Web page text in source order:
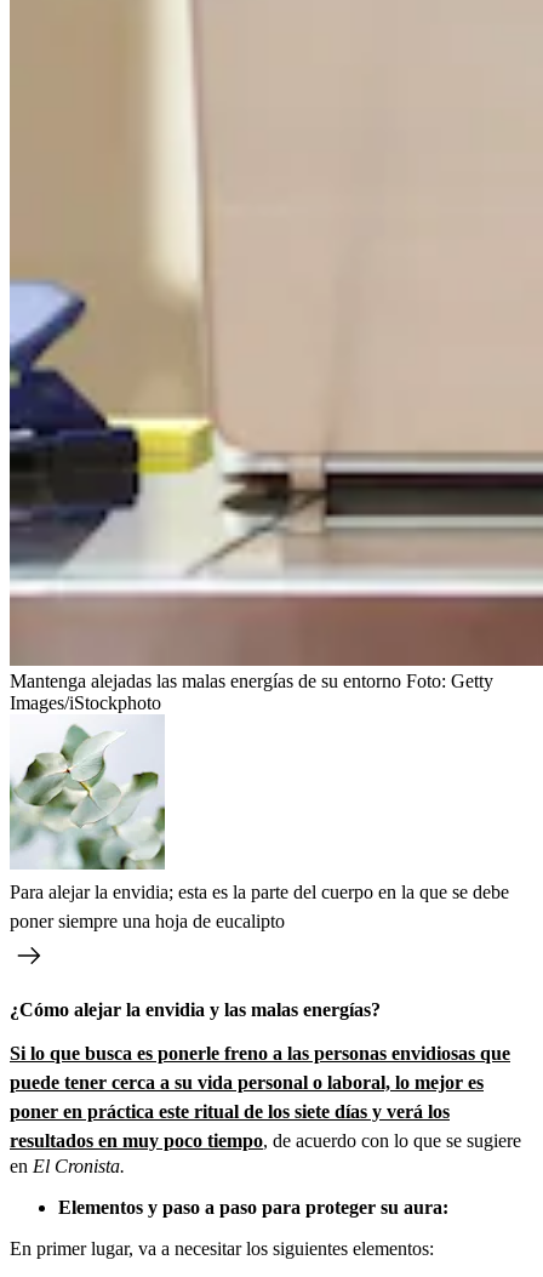
Mantenga alejadas las malas energías de su entorno Foto: Getty
Images/iStockphoto
Para alejar la envidia; esta es la parte del cuerpo en la que se debe
poner siempre una hoja de eucalipto
¿Cómo alejar la envidia y las malas energías?
Si lo que busca es ponerle freno a las personas envidiosas que
puede tener cerca a su vida personal o laboral, lo mejor es
poner en práctica este ritual de los siete días y verá los
resultados en muy poco tiempo, de acuerdo con lo que se sugiere
en El Cronista.
Elementos y paso a paso para proteger su aura:
En primer lugar, va a necesitar los siguientes elementos: